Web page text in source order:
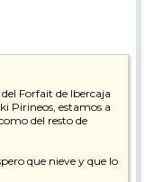
Forfait de Ibercaja
Pirineos, estamos a
del resto de
que nieve y que lo